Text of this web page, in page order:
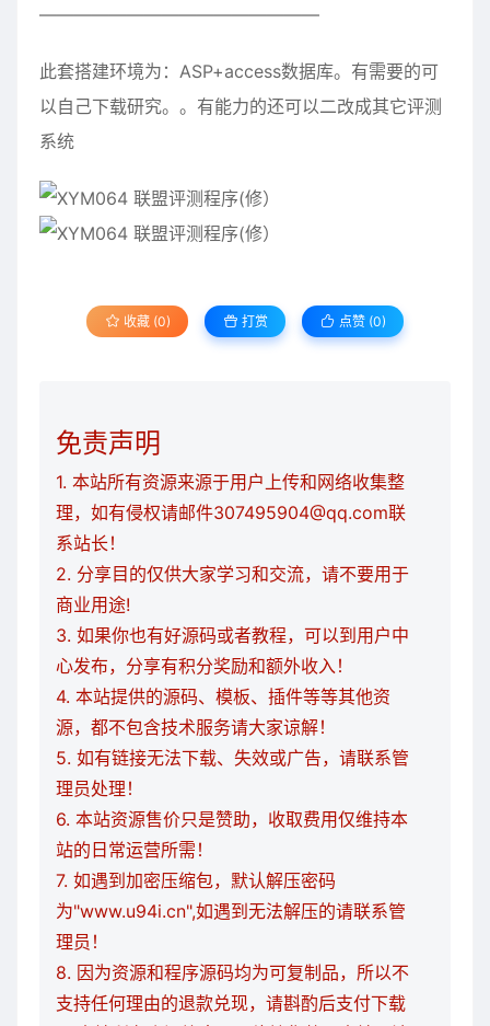
————————————————
此套搭建环境为：ASP+access数据库。有需要的可
以自己下载研究。。有能力的还可以二改成其它评测
系统
收藏 (0) 打赏 点赞 (0)
免责声明
1. 本站所有资源来源于用户上传和网络收集整
理，如有侵权请邮件307495904@qq.com联
系站长！
2. 分享目的仅供大家学习和交流，请不要用于
商业用途!
3. 如果你也有好源码或者教程，可以到用户中
心发布，分享有积分奖励和额外收入！
4. 本站提供的源码、模板、插件等等其他资
源，都不包含技术服务请大家谅解！
5. 如有链接无法下载、失效或广告，请联系管
理员处理！
6. 本站资源售价只是赞助，收取费用仅维持本
站的日常运营所需！
7. 如遇到加密压缩包，默认解压密码
为"www.u94i.cn",如遇到无法解压的请联系管
理员！
8. 因为资源和程序源码均为可复制品，所以不
支持任何理由的退款兑现，请斟酌后支付下载